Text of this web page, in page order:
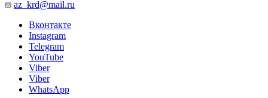
az_krd@mail.ru
Вконтакте
Instagram
Telegram
YouTube
Viber
Viber
WhatsApp